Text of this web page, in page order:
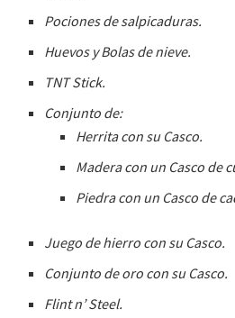
Pociones de salpicaduras.
Huevos y Bolas de nieve.
TNT Stick.
Conjunto de:
Herrita con su Casco.
Madera con un Casco de
Piedra con un Casco de
Juego de hierro con su Casco.
Conjunto de oro con su Casco.
Flint n’ Steel.